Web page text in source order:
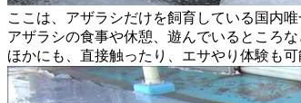
ここは、アザラシだけを飼育している国内唯
アザラシの食事や休憩、遊んでいるところ
ほかにも、直接触ったり、エサやり体験も可